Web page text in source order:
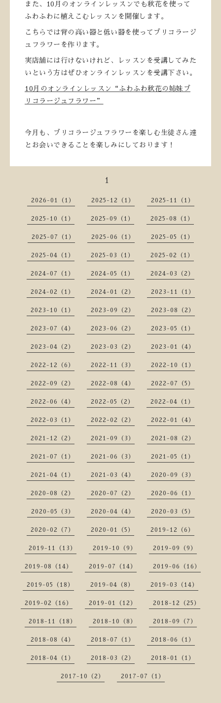
また、10月のオンラインレッスンでも秋花を使って
ふわふわに植えこむレッスンを開催します。
こちらでは背の高い器と低い器を使ってブリコラージ
ュフラワーを作ります。
実店舗には行けないけれど、レッスンを受講してみた
いという方はぜひオンラインレッスンを受講下さい。
10月のオンラインレッスン“ふわふわ秋花の姉妹ブ
リコラージュフラワー”
今月も、ブリコラージュフラワーを楽しむ生徒さん達
とお会いできることを楽しみにしております！
1
2026-01（1） 2025-12（1） 2025-11（1）
2025-10（1） 2025-09（1） 2025-08（1）
2025-07（1） 2025-06（1） 2025-05（1）
2025-04（1） 2025-03（1） 2025-02（1）
2024-07（1） 2024-05（1） 2024-03（2）
2024-02（1） 2024-01（2） 2023-11（1）
2023-10（1） 2023-09（2） 2023-08（2）
2023-07（4） 2023-06（2） 2023-05（1）
2023-04（2） 2023-03（2） 2023-01（4）
2022-12（6） 2022-11（3） 2022-10（1）
2022-09（2） 2022-08（4） 2022-07（5）
2022-06（4） 2022-05（2） 2022-04（1）
2022-03（1） 2022-02（2） 2022-01（4）
2021-12（2） 2021-09（3） 2021-08（2）
2021-07（1） 2021-06（3） 2021-05（1）
2021-04（1） 2021-03（4） 2020-09（3）
2020-08（2） 2020-07（2） 2020-06（1）
2020-05（3） 2020-04（4） 2020-03（5）
2020-02（7） 2020-01（5） 2019-12（6）
2019-11（13） 2019-10（9） 2019-09（9）
2019-08（14） 2019-07（14） 2019-06（16）
2019-05（18） 2019-04（8） 2019-03（14）
2019-02（16） 2019-01（12） 2018-12（25）
2018-11（18） 2018-10（8） 2018-09（7）
2018-08（4） 2018-07（1） 2018-06（1）
2018-04（1） 2018-03（2） 2018-01（1）
2017-10（2） 2017-07（1）